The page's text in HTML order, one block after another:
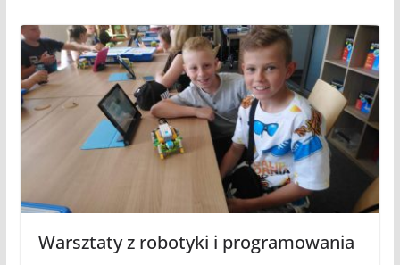
Warsztaty z robotyki i programowania